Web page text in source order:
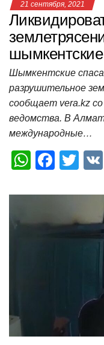
21 сентября, 2021
Шымкентские
разрушительное
сообщает vera.kz со
ведомства. В
международные…
W
at
s
F
c
e
T
tt
er